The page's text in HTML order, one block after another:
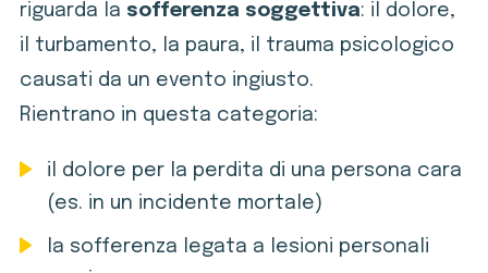
riguarda la sofferenza soggettiva: il dolore,
il turbamento, la paura, il trauma psicologico
causati da un evento ingiusto.
Rientrano in questa categoria:
il dolore per la perdita di una persona cara
(es. in un incidente mortale)
la sofferenza legata a lesioni personali